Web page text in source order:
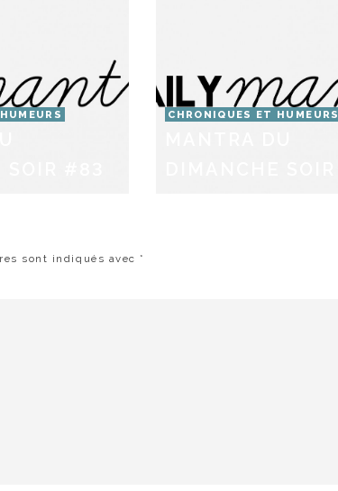
CHRONIQUES ET HUMEURS
sont indiqués avec *